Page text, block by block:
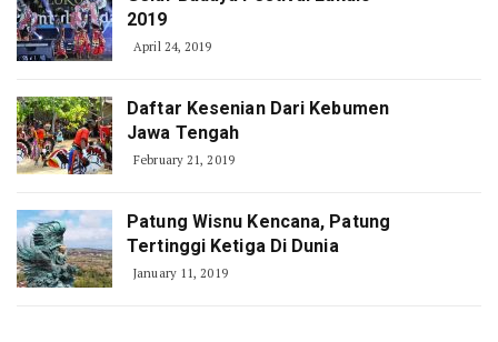
2019
April 24, 2019
Daftar Kesenian Dari Kebumen
Jawa Tengah
February 21, 2019
Patung Wisnu Kencana, Patung
Tertinggi Ketiga Di Dunia
January 11, 2019